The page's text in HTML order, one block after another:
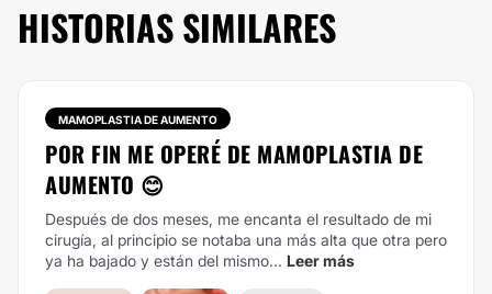
HISTORIAS SIMILARES
MAMOPLASTIA DE AUMENTO
POR FIN ME OPERÉ DE MAMOPLASTIA DE
AUMENTO 😊
Después de dos meses, me encanta el resultado de mi
cirugía, al principio se notaba una más alta que otra pero
ya ha bajado y están del mismo... Leer más